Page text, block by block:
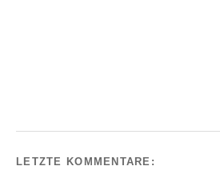
LETZTE KOMMENTARE: